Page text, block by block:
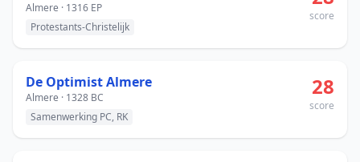
Almere · 1316 EP
Protestants-Christelijk
score
De Optimist Almere
Almere · 1328 BC
Samenwerking PC, RK
28
score